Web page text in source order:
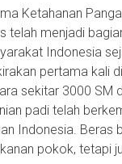
Ketahanan
telah menjadi
Indonesia
pertama kali
sekitar 3000 SM
padi telah
Indonesia. Beras
pokok, tetapi